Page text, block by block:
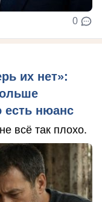
0
их нет»:
есть нюанс
всё так плохо.